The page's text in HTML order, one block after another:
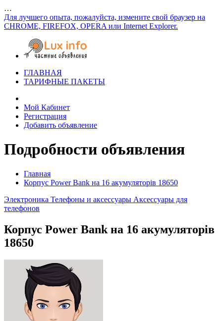
…
Для лучшего опыта, пожалуйста, измените свой браузер на
CHROME, FIREFOX, OPERA или Internet Explorer.
ГЛАВНАЯ
ТАРИФНЫЕ ПАКЕТЫ
Мой Кабинет
Регистрация
Добавить объявление
Подробности объявления
Главная
Корпус Power Bank на 16 акумуляторів 18650
Электроника Телефоны и аксессуары Аксессуары для
телефонов
Корпус Power Bank на 16 акумуляторів
18650